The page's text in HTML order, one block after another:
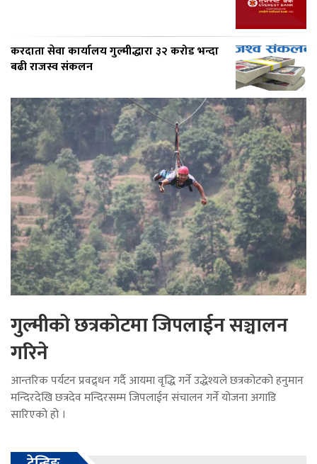
करदाता सेवा कार्यालय गुल्मीद्धारा ३२ करोड भन्दा
बढी राजस्व संकलन
गुल्मीको छत्रकोटमा जिपलाईन सञ्चालन
गरिने
आन्तरिक पर्यटन प्रवद्र्धन गर्दै आयमा वृद्धि गर्ने उद्धेश्यले छत्रकोटको हनुमान
मन्दिरदेखि छत्रदेव मन्दिरसम्म जिपलाईन संचालन गर्ने योजना अगाडि
सारिएको हो ।